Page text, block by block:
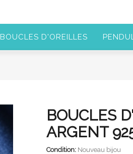
BOUCLES D'OREILLES
BOUCLES
ARGENT
Condition: Nouveau bijou